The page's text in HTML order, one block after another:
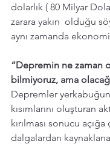
dolarlık ( 80 Milyar
zarara yakın  olduğu
aynı zamanda
“Depremin ne zaman
bilmiyoruz, ama
Depremler
kısımlarını oluşturan
kırılması sonucu açığa
dalgalardan